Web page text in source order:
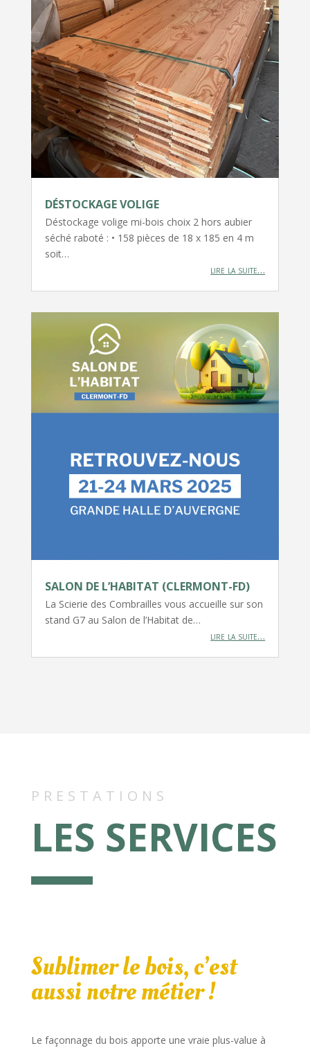
DÉSTOCKAGE VOLIGE
Déstockage volige mi-bois choix 2 hors aubier
séché raboté : • 158 pièces de 18 x 185 en 4 m
soit…
lire la suite…
SALON DE L’HABITAT (CLERMONT-FD)
La Scierie des Combrailles vous accueille sur son
stand G7 au Salon de l’Habitat de…
lire la suite…
PRESTATIONS
LES SERVICES
Sublimer le bois, c’est
aussi notre métier !
Le façonnage du bois apporte une vraie plus-value à